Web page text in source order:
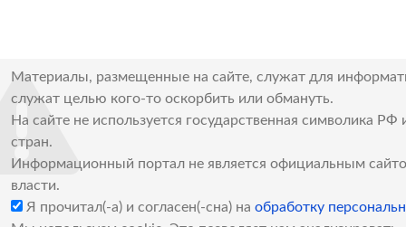
Материалы, размещенные на сайте, служат для
служат целью кого-то оскорбить или обмануть.
На сайте не используется государственная символика РФ
стран.
Информационный портал не является официальным
власти.
Я прочитал(-а) и согласен(-сна) на обработку